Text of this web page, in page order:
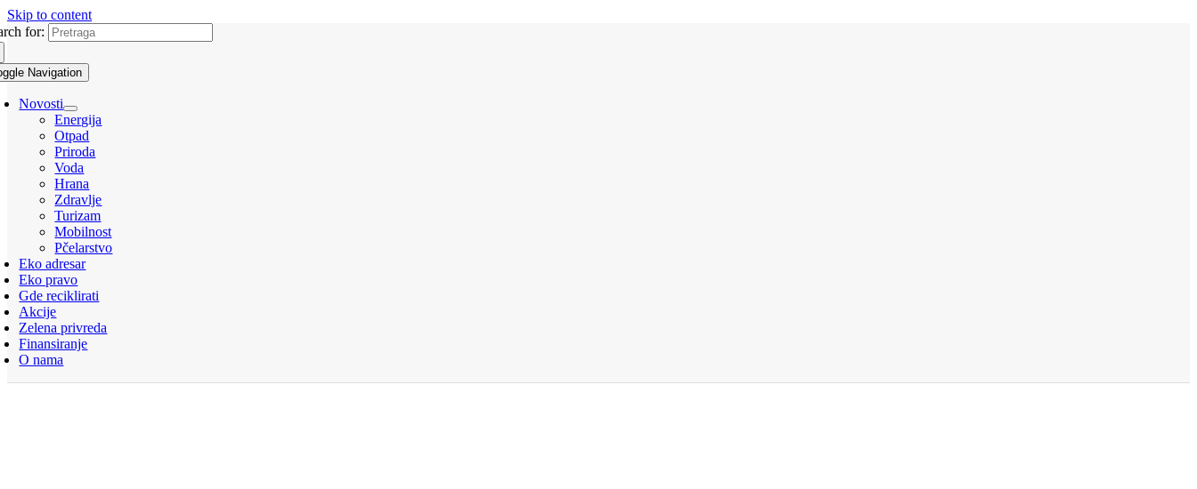
Skip to content
for:
Navigation
Novosti
Energija
Otpad
Priroda
Voda
Hrana
Zdravlje
Turizam
Mobilnost
Pčelarstvo
Eko adresar
Eko pravo
Gde reciklirati
Akcije
Zelena privreda
Finansiranje
O nama